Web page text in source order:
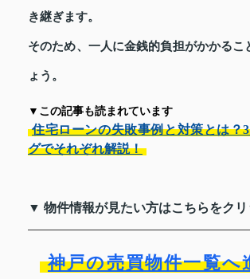
き継ぎます。
そのため、一人に金銭的負担がかかるこ
ょう。
▼この記事も読まれています
住宅ローンの失敗事例と対策とは？
グでそれぞれ解説！
▼ 物件情報が見たい方はこちらをク
神戸の売買物件一覧へ